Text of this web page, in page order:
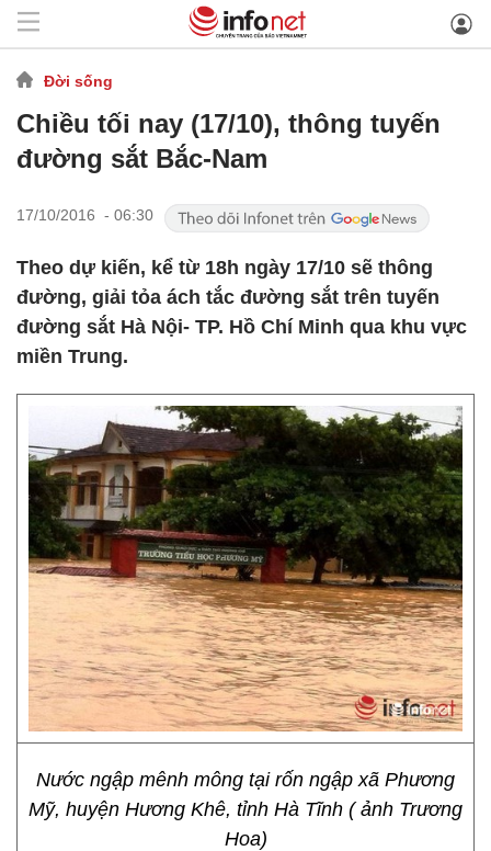
Đời sống
Chiều tối nay (17/10), thông tuyến
đường sắt Bắc-Nam
17/10/2016 - 06:30
Theo dự kiến, kể từ 18h ngày 17/10 sẽ thông
đường, giải tỏa ách tắc đường sắt trên tuyến
đường sắt Hà Nội- TP. Hồ Chí Minh qua khu vực
miền Trung.
Nước ngập mênh mông tại rốn ngập xã Phương
Mỹ, huyện Hương Khê, tỉnh Hà Tĩnh ( ảnh Trương
Hoa)